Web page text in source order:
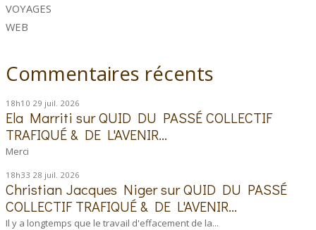
VOYAGES
WEB
Commentaires récents
18h10 29 juil. 2026
Ela Marriti surQUID DU PASSÉ COLLECTIF
TRAFIQUÉ & DE L'AVENIR...
Merci
18h33 28 juil. 2026
Christian Jacques NigersurQUID DU PASSÉ
COLLECTIF TRAFIQUÉ & DE L'AVENIR...
Il y a longtemps que le travail d'effacement de la...